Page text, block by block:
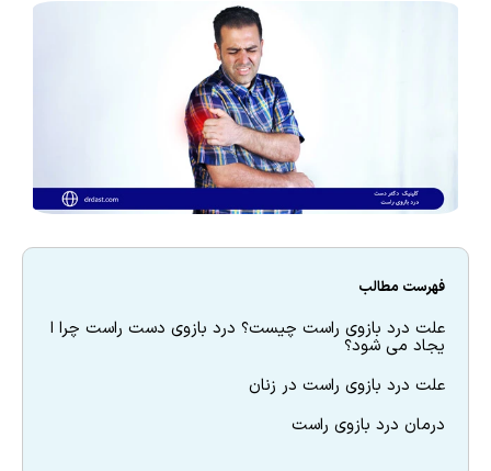
فهرست مطالب
علت درد بازوی راست چیست؟ درد بازوی دست راست چرا ا
یجاد می شود؟
علت درد بازوی راست در زنان
درمان درد بازوی راست